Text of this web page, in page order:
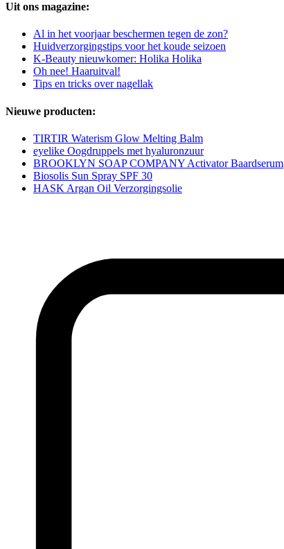
Uit ons magazine:
Al in het voorjaar beschermen tegen de zon?
Huidverzorgingstips voor het koude seizoen
K-Beauty nieuwkomer: Holika Holika
Oh nee! Haaruitval!
Tips en tricks over nagellak
Nieuwe producten:
TIRTIR Waterism Glow Melting Balm
eyelike Oogdruppels met hyaluronzuur
BROOKLYN SOAP COMPANY Activator Baardserum
Biosolis Sun Spray SPF 30
HASK Argan Oil Verzorgingsolie